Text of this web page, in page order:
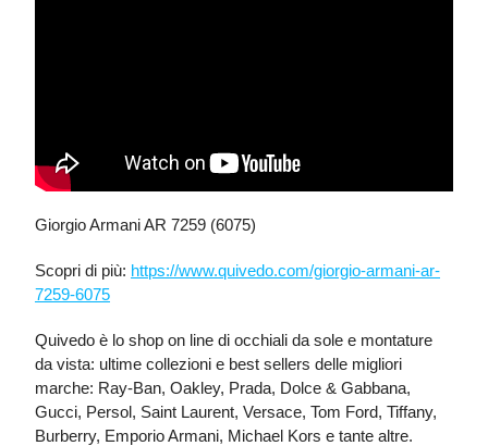
Giorgio Armani AR 7259 (6075)
Scopri di più: https://www.quivedo.com/giorgio-armani-ar-
7259-6075
Quivedo è lo shop on line di occhiali da sole e montature
da vista: ultime collezioni e best sellers delle migliori
marche: Ray-Ban, Oakley, Prada, Dolce & Gabbana,
Gucci, Persol, Saint Laurent, Versace, Tom Ford, Tiffany,
Burberry, Emporio Armani, Michael Kors e tante altre.